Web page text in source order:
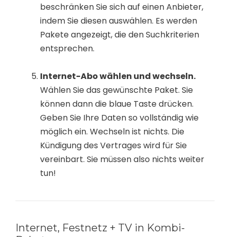
beschränken Sie sich auf einen Anbieter,
indem Sie diesen auswählen. Es werden
Pakete angezeigt, die den Suchkriterien
entsprechen.
Internet-Abo wählen und wechseln.
Wählen Sie das gewünschte Paket. Sie
können dann die blaue Taste drücken.
Geben Sie Ihre Daten so vollständig wie
möglich ein. Wechseln ist nichts. Die
Kündigung des Vertrages wird für Sie
vereinbart. Sie müssen also nichts weiter
tun!
Internet, Festnetz + TV in Kombi-